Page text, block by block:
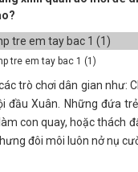
tre em tay bac 1 (1)
trò chơi dân gian như:
Xuân. Những đứa
con quay, hoặc thách
đôi môi luôn nở nụ